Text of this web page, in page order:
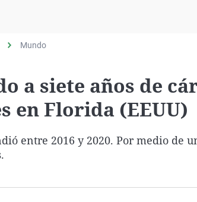
el perro y el
Negra
País Vasco
Mundo
a siete años de
en Florida (EEUU)
entre 2016 y 2020. Por medio de